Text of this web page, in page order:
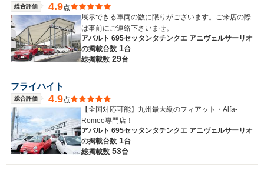
総合評価 4.9点
展示できる車両の数に限りがございます。ご来店の際
は事前にご連絡下さいませ。
アバルト 695セッタンタチンクエ アニヴェルサーリオ
の掲載台数 1台
総掲載数 29台
フライハイト
総合評価 4.9点
【全国対応可能】九州最大級のフィアット・Alfa-
Romeo専門店！
アバルト 695セッタンタチンクエ アニヴェルサーリオ
の掲載台数 1台
総掲載数 53台